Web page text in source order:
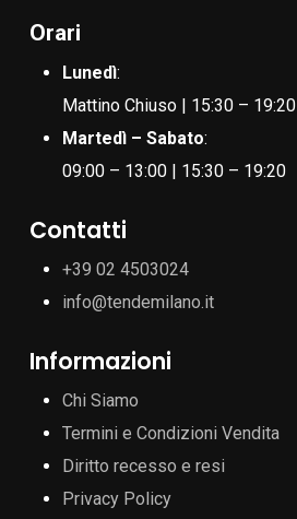
Orari
Lunedì:
Mattino Chiuso | 15:30 – 19:20
Martedì – Sabato:
09:00 – 13:00 | 15:30 – 19:20
Contatti
+39 02 4503024
info@tendemilano.it
Informazioni
Chi Siamo
Termini e Condizioni Vendita
Diritto recesso e resi
Privacy Policy